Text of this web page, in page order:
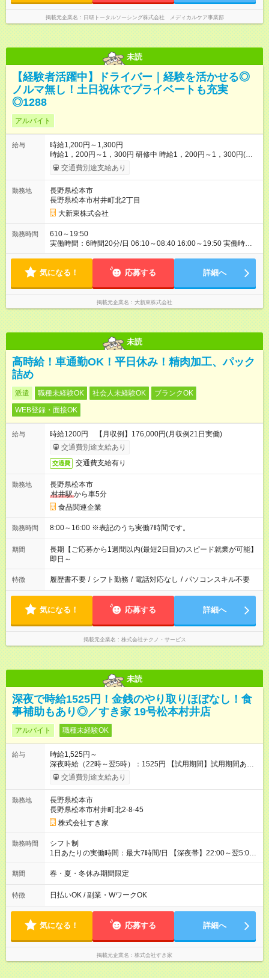
掲載元企業名 日研トータルソーシング株式会社 メディカルケア事業部
未読
【経験者活躍中】ドライバー｜経験を活かせる◎
ノルマ無し！土日祝休でプライベートも充実
◎1288
アルバイト
給与
時給1,200円～1,300円
時給1，200円～1，300円 研修中 時給1，200円～1，300円(研
修期間5日 習熟度により変動) 研修中も給与は変わりません。交
通費規定内支給 【試用期間】試用期間なし
交通費別途支給あり
勤務地
長野県松本市
長野県松本市村井町北2丁目
大新東株式会社
勤務時間
610～19:50
実働時間：6時間20分/日 06:10～08:40 16:00～19:50 実働時間6
時間20分 中抜け：あり（08:40～16:00） 週の労働日数：6日
気になる！ 応募する 詳細へ
掲載元企業名 大新東株式会社
未読
高時給！車通勤OK！平日休み！精肉加工、パック
詰め
派遣 職種未経験OK 社会人未経験OK
ブランクOK
WEB登録・面接OK
給与
時給1200円 【月収例】176,000円(月収例21日実働)
交通費別途支給あり
交通費 交通費支給有り
勤務地
長野県松本市
村井駅から車5分
食品関連企業
勤務時間 8:00～16:00 ※表記のうち実働7時間です。
期間
長期【ご応募から1週間以内(最短2日目)のスピード就業が可能】
即日～
特徴 履歴書不要 / シフト勤務 / 電話対応なし / パソコンスキル不要
気になる！ 応募する 詳細へ
掲載元企業名 株式会社テクノ・サービス
未読
深夜で時給1525円！金銭のやり取りほぼなし！食
事補助もあり◎／すき家 19号松本村井店
アルバイト 職種未経験OK
給与
時給1,525円～
深夜時給（22時～翌5時）：1525円 【試用期間】試用期間あり
試用期間の長さ：1ヶ月 雇用形態、給与は本採用時と同じです。
試用期間の実態は30日（※条件変更なし）ですが、切り上げで
同時給）
交通費別途支給あり
勤務地
長野県松本市
長野県松本市村井町北2-8-45
株式会社すき家
勤務時間
シフト制
1日あたりの実働時間：最大7時間/日 【深夜帯】22:00～翌5:00
週2日～・1日2h～OK◎ ※22:00から翌5:00までは18歳以上の方
のみ勤務可能です（18歳未満の深夜業務禁止のため） ★深夜で
す。 必ず、2名以上での勤務を行いますので、安心して働けま
す。
期間 春・夏・冬休み期間限定
特徴 日払いOK / 副業・WワークOK
気になる！ 応募する 詳細へ
掲載元企業名 株式会社すき家